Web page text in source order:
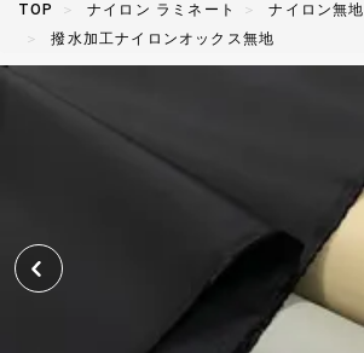
TOP ナイロン ラミネート
ナイロン無地
撥水加工ナイロンオックス無地